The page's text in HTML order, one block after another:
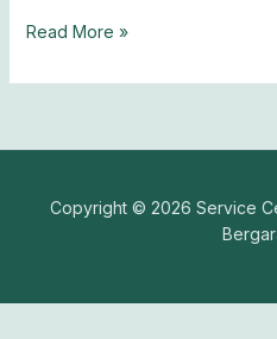
Read More »
Copyright © 2026 Service